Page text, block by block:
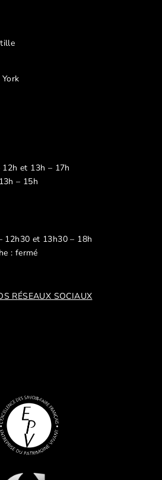
et 13h – 17h
– 15h
12h30 et 13h30 – 18h
: fermé
RÉSEAUX SOCIAUX